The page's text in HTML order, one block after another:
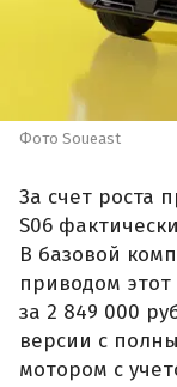
Фото Soueast
За счет роста
S06
В базовой
приводом
за 2 849 000
версии с
мотором с